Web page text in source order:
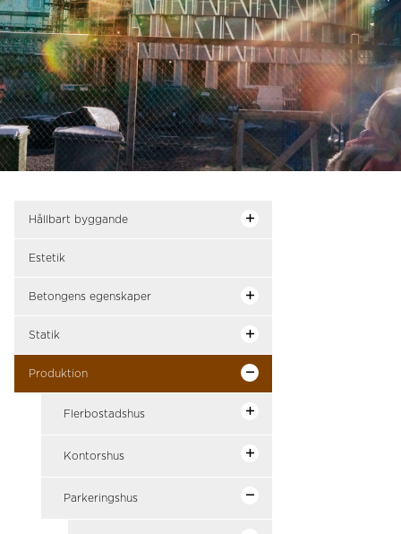
Hållbart byggande
Estetik
Betongens egenskaper
Statik
Produktion
Flerbostadshus
Kontorshus
Parkeringshus